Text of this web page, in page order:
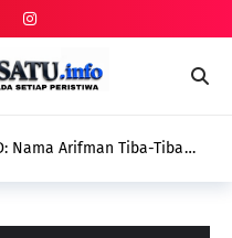
Nama Arifman Tiba-Tiba